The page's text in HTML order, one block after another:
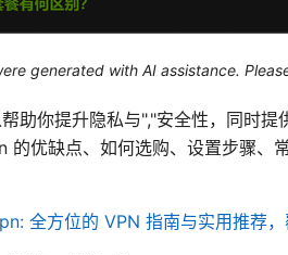
generated with AI assistance.
助你提升隐私与","安全性，同时
的优缺点、如何选购、设置步骤、
全方位的 VPN 指南与实用推荐